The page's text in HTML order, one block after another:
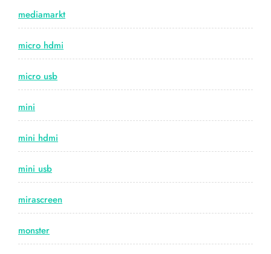
mediamarkt
micro hdmi
micro usb
mini
mini hdmi
mini usb
mirascreen
monster